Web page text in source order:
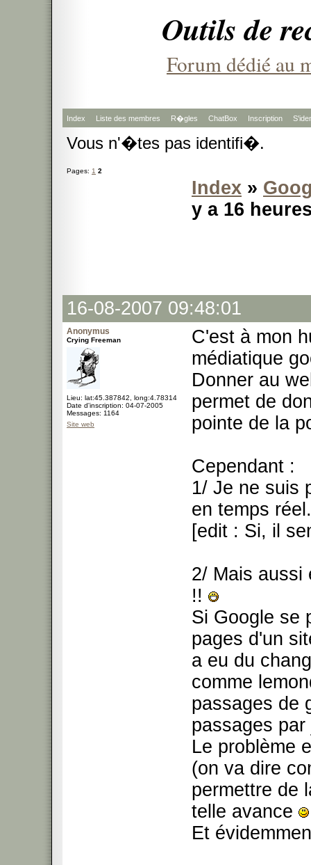
Outils de
Forum dédié au
Index Liste des membres R�gles ChatBox Inscription
Vous n'�tes pas identifi�.
Pages: 1 2
Index »
y a 16
16-08-2007 09:48:01
Anonymus
Crying Freeman
Lieu: lat:45.387842, long:4.78314
Date d'inscription: 04-07-2005
Messages: 1164
Site web
C'est à mon
médiatique
Donner au
permet de
pointe de la
Cependant :
1/ Je ne suis
en temps réel.
[edit : Si, il
2/ Mais aussi
!!
Si Google se
pages d'un
a eu du
comme
passages de
passages par
Le problème
(on va dire
permettre de
telle avance
Et